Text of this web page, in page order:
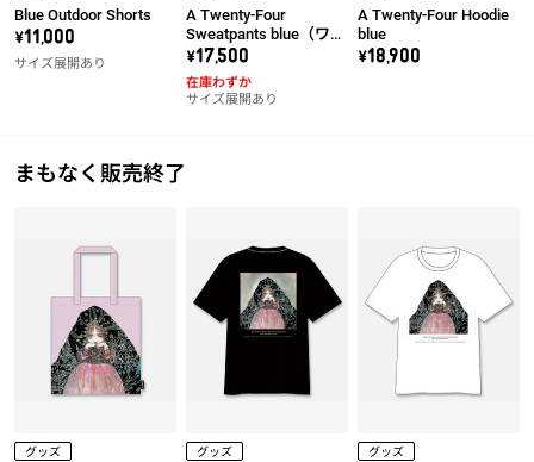
Blue Outdoor Shorts
\11,000
サイズ展開あり
A Twenty-Four
Sweatpants blue（ワッ
ペン右）
\17,500
サイズ展開あり
在庫わずか
A Twenty-Four Hoodie
blue
\18,900
まもなく販売終了
グッズ
グッズ
グッズ